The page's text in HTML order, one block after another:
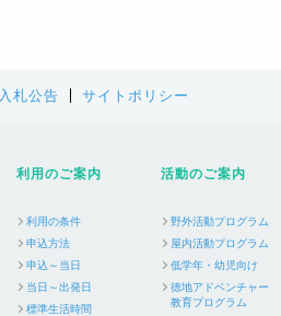
入札公告 サイトポリシー
利用のご案内
利用の条件
申込方法
申込～当日
当日～出発日
標準生活時間
活動のご案内
野外活動プログラム
屋内活動プログラム
低学年・幼児向け
徳地アドベンチャー
教育プログラム